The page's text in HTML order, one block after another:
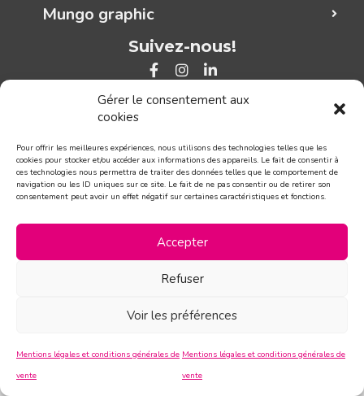
Gérer le consentement aux
cookies
Pour offrir les meilleures expériences, nous utilisons des technologies telles que les
cookies pour stocker et/ou accéder aux informations des appareils. Le fait de consentir à
ces technologies nous permettra de traiter des données telles que le comportement de
navigation ou les ID uniques sur ce site. Le fait de ne pas consentir ou de retirer son
consentement peut avoir un effet négatif sur certaines caractéristiques et fonctions.
Accepter
Refuser
Voir les préférences
Mentions légales et conditions générales de
vente
Mentions légales et conditions générales de
vente
Mungo graphic
Suivez-nous!
CONTACT